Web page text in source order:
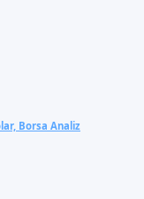
Borsa Analiz